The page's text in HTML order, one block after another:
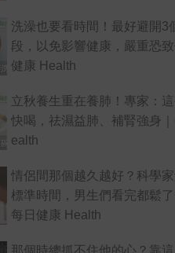
洗澡也要看時間！最好避開3
段，以免影響健康，嚴重恐
健康 Health
立秋養生重在養肺！專家：
快喝，祛濕益肺、補腎強身
ealth
情侶間那個越久越好？科學
標準時間，男生們看完都鬆
每日健康 Health
那個時總抓不住他的心？靠